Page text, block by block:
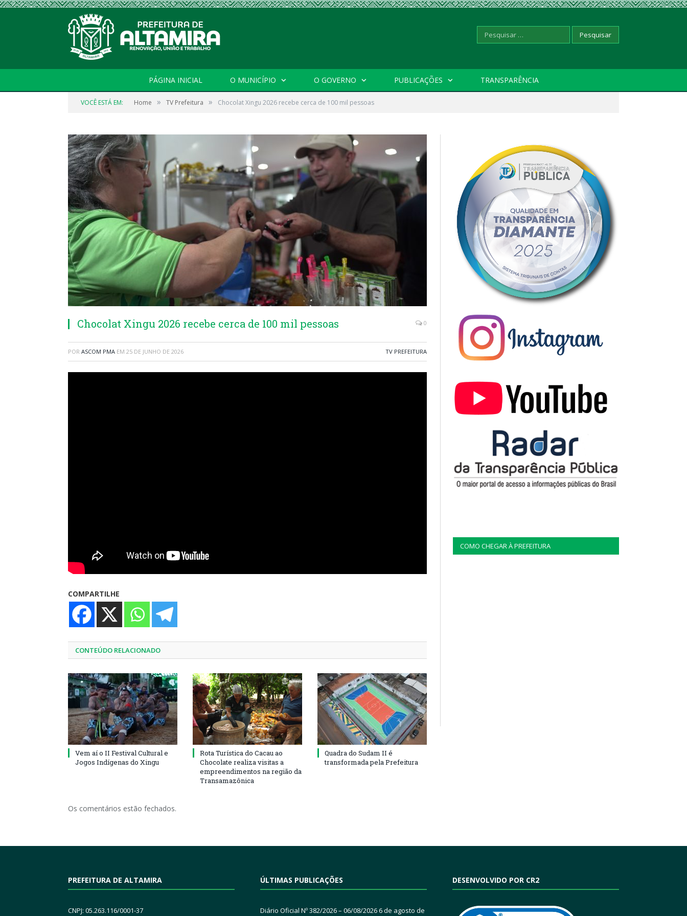
Pesquisar
PÁGINA INICIAL O MUNICÍPIO O GOVERNO PUBLICAÇÕES TRANSPARÊNCIA
VOCÊ ESTÁ EM: Home » TV Prefeitura » Chocolat Xingu 2026 recebe cerca de 100 mil pessoas
Chocolat Xingu 2026 recebe cerca de 100 mil pessoas 0
POR ASCOM PMA EM 25 DE JUNHO DE 2026 TV PREFEITURA
COMPARTILHE
CONTEÚDO RELACIONADO
Vem aí o II Festival Cultural e
Jogos Indígenas do Xingu
Rota Turística do Cacau ao
Chocolate realiza visitas a
empreendimentos na região da
Transamazônica
Quadra do Sudam II é
transformada pela Prefeitura
Os comentários estão fechados.
COMO CHEGAR À PREFEITURA
PREFEITURA DE ALTAMIRA
CNPJ: 05.263.116/0001-37
ÚLTIMAS PUBLICAÇÕES
Diário Oficial Nº 382/2026 – 06/08/20266 de agosto de
DESENVOLVIDO POR CR2